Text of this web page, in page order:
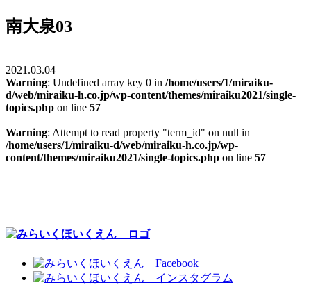
南大泉03
2021.03.04
Warning: Undefined array key 0 in /home/users/1/miraiku-
d/web/miraiku-h.co.jp/wp-content/themes/miraiku2021/single-
topics.php on line 57
Warning: Attempt to read property "term_id" on null in
/home/users/1/miraiku-d/web/miraiku-h.co.jp/wp-
content/themes/miraiku2021/single-topics.php on line 57